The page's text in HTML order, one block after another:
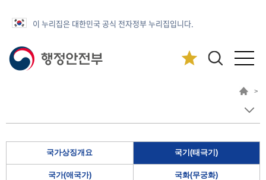
이 누리집은 대한민국 공식 전자정부 누리집입니다.
>
국가상징개요 국기(태극기)
국가(애국가) 국화(무궁화)